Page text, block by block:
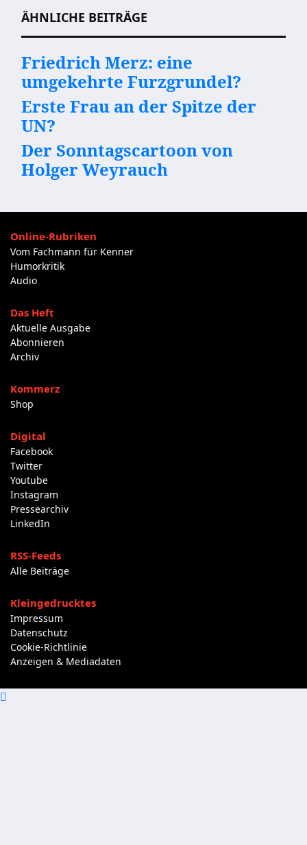
ÄHNLICHE BEITRÄGE
Friedrich Merz: eine
umgekehrte Furzgrundel?
Erste Frau an der Spitze der
UN?
Der Sonntagscartoon von
Holger Weyrauch
Online-Rubriken
Vom Fachmann für Kenner
Humorkritik
Audio
Das Heft
Aktuelle Ausgabe
Abonnieren
Archiv
Kommerz
Shop
Digital
Facebook
Twitter
Youtube
Instagram
Pressearchiv
LinkedIn
RSS-Feeds
Alle Beiträge
Kleingedrucktes
Impressum
Datenschutz
Cookie-Richtlinie
Anzeigen & Mediadaten